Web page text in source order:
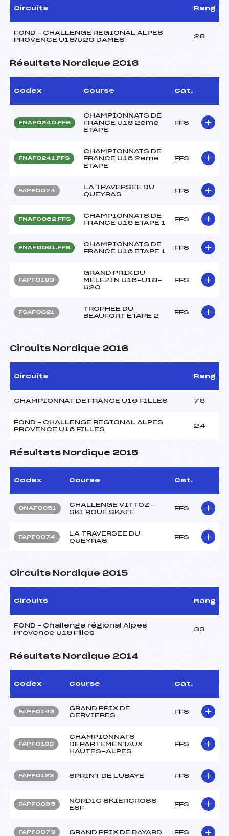
Circuits Rang
FOND – CHALLENGE REGIONAL ALPES
PROVENCE U18/U20 DAMES
28
Résultats Nordique 2016
Codex Course Cat.
FNAF0240.FFS
CHAMPIONNATS DE
FRANCE U16 2eme
ETAPE
FFS
FNAF0241.FFS
CHAMPIONNATS DE
FRANCE U16 2eme
ETAPE
FFS
FAPF0074
LA TRAVERSEE DU
QUEYRAS
FFS
FNAF0062.FFS
CHAMPIONNATS DE
FRANCE U16 ETAPE 1
FFS
FNAF0061.FFS
CHAMPIONNATS DE
FRANCE U16 ETAPE 1
FFS
FAPF0183
GRAND PRIX DU
MELEZIN U16-U18-
U20
FFS
FSAF0021
TROPHEE DU
BEAUFORT ETAPE 2
FFS
Circuits Nordique 2016
Circuits Rang
CHAMPIONNAT DE FRANCE U16 FILLES 76
FOND – CHALLENGE REGIONAL ALPES
PROVENCE U16 FILLES
24
Résultats Nordique 2015
Codex Course Cat.
ONAF0051
CHALLENGE VITTOZ –
SKI ROUE SKATE
FFS
FAPF0074
LA TRAVERSEE DU
QUEYRAS
FFS
Circuits Nordique 2015
Circuits Rang
FOND – Challenge régional Alpes
Provence U16 Filles
33
Résultats Nordique 2014
Codex Course Cat.
FAPF0142
GRAND PRIX DE
CERVIERES
FFS
FAPF0133
CHAMPIONNATS
DEPARTEMENTAUX
HAUTES-ALPES
FFS
FAPF0123 SPRINT DE L'UBAYE FFS
FAPF0095
NORDIC SKIERCROSS
ESF
FFS
FAPF0073 GRAND PRIX DE BAYARD FFS